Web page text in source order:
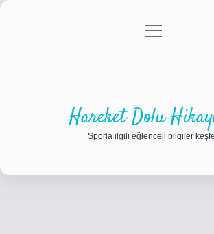
Gizlilik Politikası
menüyü
Hareket Dolu
Sporla ilgili eğlenceli bilgiler